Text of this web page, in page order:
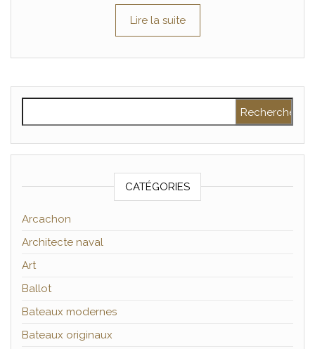
Lire la suite
CATÉGORIES
Arcachon
Architecte naval
Art
Ballot
Bateaux modernes
Bateaux originaux